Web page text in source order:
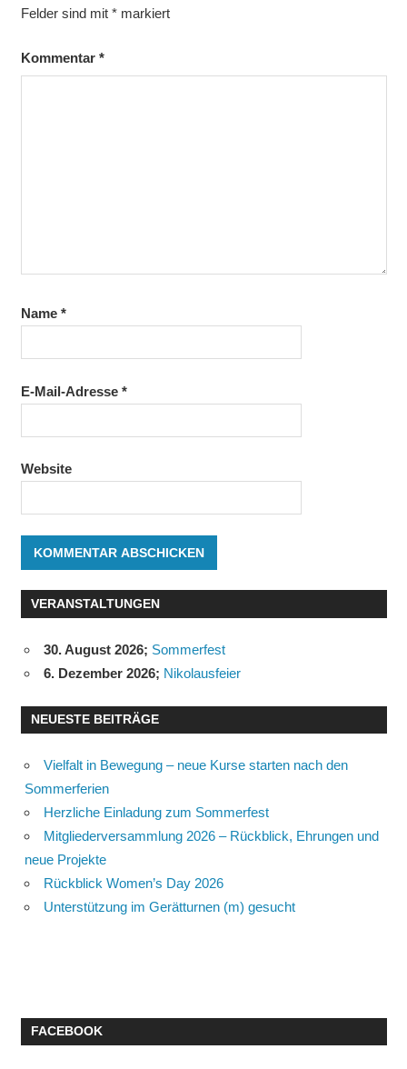
Felder sind mit *markiert
Kommentar *
Name *
E-Mail-Adresse *
Website
VERANSTALTUNGEN
30. August 2026; Sommerfest
6. Dezember 2026; Nikolausfeier
NEUESTE BEITRÄGE
Vielfalt in Bewegung – neue Kurse starten nach den
Sommerferien
Herzliche Einladung zum Sommerfest
Mitgliederversammlung 2026 – Rückblick, Ehrungen und
neue Projekte
Rückblick Women’s Day 2026
Unterstützung im Gerätturnen (m) gesucht
FACEBOOK